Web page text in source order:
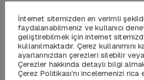
Yener Tekne
Yıl :2018
İnternet sitemizden en verimli
faydalanabilmeniz ve kullanıcı
geliştirebilmek için internet
kullanılmaktadır. Çerez kullanımını
ayarlarınızdan çerezleri silebilir
Çerezler hakkında detaylı bilgi
Çerez Politikası’nı incelemenizi rica